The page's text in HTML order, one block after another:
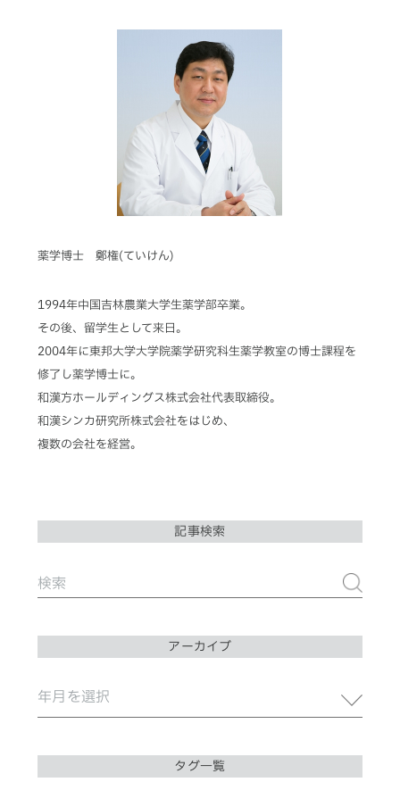
薬学博士 鄭権(ていけん)
1994年中国吉林農業大学生薬学部卒業。
その後、留学生として来日。
2004年に東邦大学大学院薬学研究科生薬学教室の博士課程を
修了し薬学博士に。
和漢方ホールディングス株式会社代表取締役。
和漢シンカ研究所株式会社をはじめ、
複数の会社を経営。
記事検索
アーカイブ
タグ一覧